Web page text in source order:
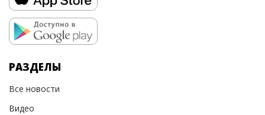
РАЗДЕЛЫ
Все новости
Видео